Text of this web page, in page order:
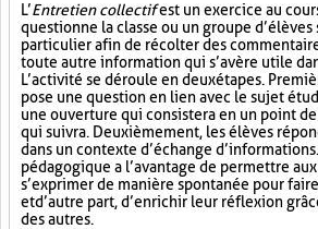
L’Entretien collectifest un exercice au
questionne la classe ou un groupe d’élèves
particulier afin de récolter des
toute autre information qui s’avère utile
L’activité se déroule en deux étapes.
pose une question en lien avec le sujet
une ouverture qui consistera en un point
qui suivra. Deuxièmement, les élèves
dans un contexte d’échange
pédagogique a l’avantage de permettre
s’exprimer de manière spontanée pour
et d’autre part, d’enrichir leur réflexion
des autres.